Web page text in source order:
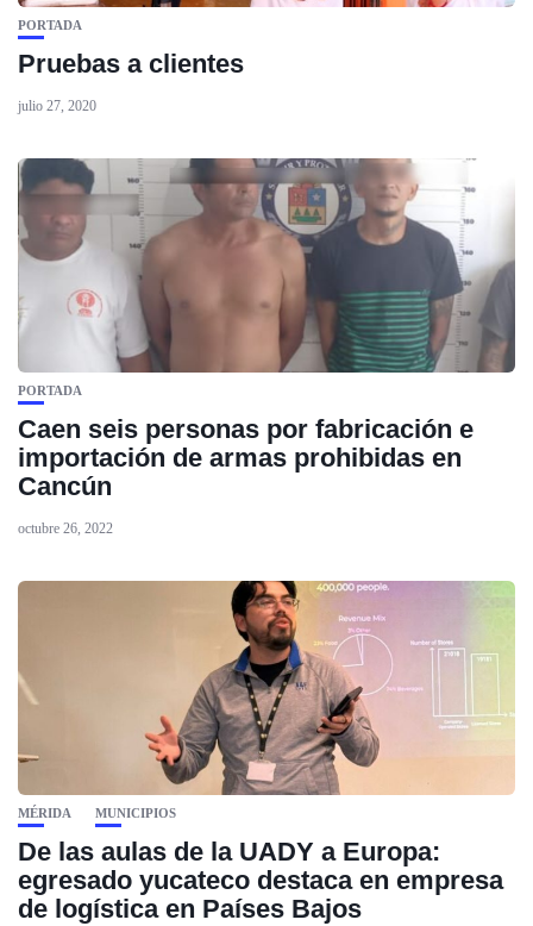
PORTADA
Pruebas a clientes
julio 27, 2020
PORTADA
Caen seis personas por fabricación e
importación de armas prohibidas en
Cancún
octubre 26, 2022
MÉRIDA MUNICIPIOS
De las aulas de la UADY a Europa:
egresado yucateco destaca en empresa
de logística en Países Bajos